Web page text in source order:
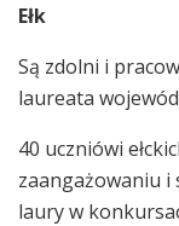
Ełk
Są zdolni i
laureata
40 uczniówi
zaangażowaniu i
laury w